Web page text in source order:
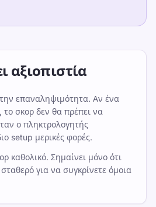
αξιοπιστία
επαναληψιμότητα. Αν ένα
το σκορ δεν θα πρέπει να
ο πληκτρολογητής
setup μερικές φορές.
καθολικό. Σημαίνει μόνο ότι
για να συγκρίνετε όμοια